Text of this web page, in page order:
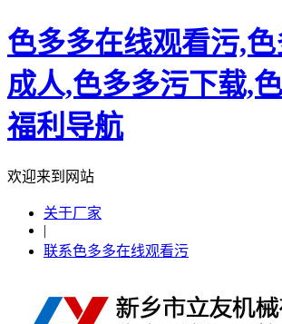
色多多在线观看污,
成人,色多多污下载,
福利导航
欢迎来到网站
关于厂家
|
联系色多多在线观看污